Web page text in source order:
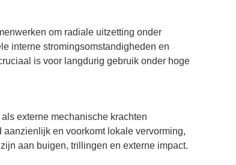
om radiale uitzetting onder
interne stromingsomstandigheden en
is voor langdurig gebruik onder hoge
externe mechanische krachten
en voorkomt lokale vervorming,
aan buigen, trillingen en externe impact.